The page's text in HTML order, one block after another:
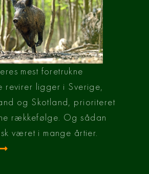
mest foretrukne
revirer ligger i Sverige,
og Skotland, prioriteret
rækkefølge. Og sådan
været i mange årtier.